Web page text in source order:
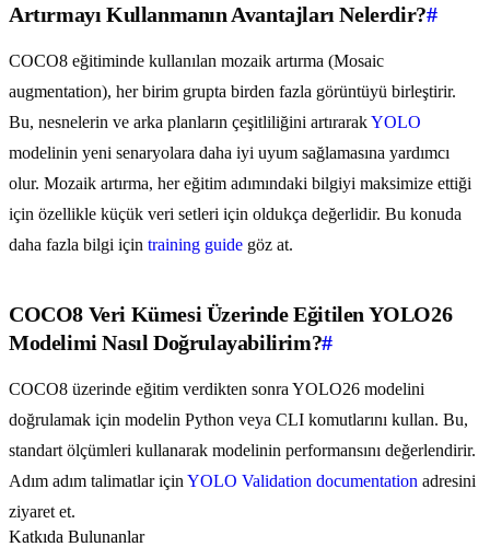
Artırmayı Kullanmanın Avantajları Nelerdir?#
COCO8 eğitiminde kullanılan mozaik artırma (Mosaic
augmentation), her birim grupta birden fazla görüntüyü birleştirir.
Bu, nesnelerin ve arka planların çeşitliliğini artırarakYOLO
modelinin yeni senaryolara daha iyi uyum sağlamasına yardımcı
olur. Mozaik artırma, her eğitim adımındaki bilgiyi maksimize ettiği
için özellikle küçük veri setleri için oldukça değerlidir. Bu konuda
daha fazla bilgi için training guide göz at.
COCO8 Veri Kümesi Üzerinde Eğitilen YOLO26
Modelimi Nasıl Doğrulayabilirim?#
COCO8 üzerinde eğitim verdikten sonra YOLO26 modelini
doğrulamak için modelin Python veya CLI komutlarını kullan. Bu,
standart ölçümleri kullanarak modelinin performansını değerlendirir.
Adım adım talimatlar için YOLO Validation documentation adresini
ziyaret et.
Katkıda Bulunanlar